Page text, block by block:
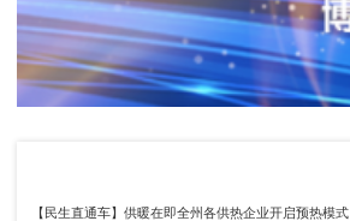
【民生直通车】供暖在即全州各供热企业开启预热模式